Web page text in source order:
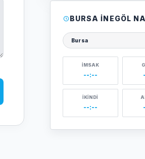
BURSA İNEGÖL
Şehir seçin
İMSAK
--:--
İKINDI
--:--